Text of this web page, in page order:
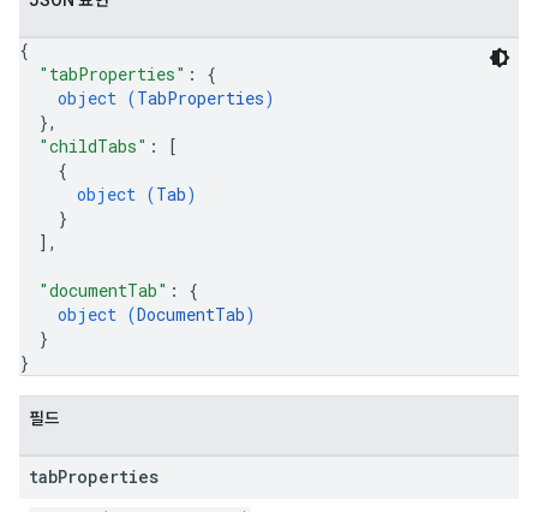
{
"tabProperties" : {
object (TabProperties)
},
"childTabs" :
[
{
object (Tab)
}
] ,
"documentTab" : {
object (DocumentTab)
}
}
필드
tabProperties